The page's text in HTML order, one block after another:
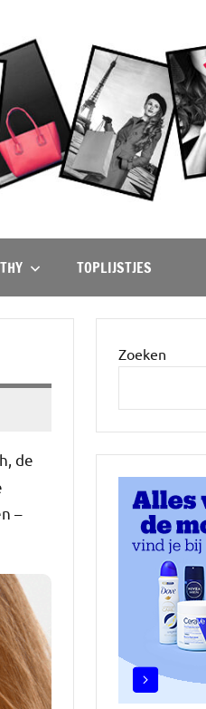
TOPLIJSTJES
de
–
Zoeken